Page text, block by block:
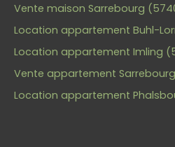
Vente maison Sarrebourg
Location appartement Buhl-
Location appartement Imling
Vente appartement
Location appartement